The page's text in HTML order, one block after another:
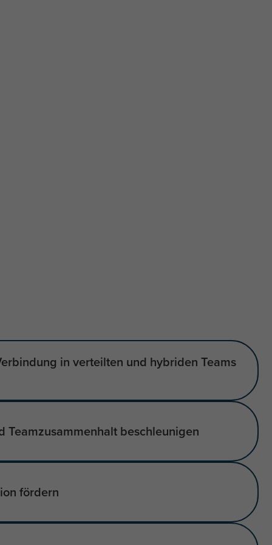
in verteilten und hybriden Teams
Teamzusammenhalt beschleunigen
fördern